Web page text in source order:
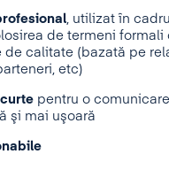
, utilizat în
de termeni formali
de calitate (bazată pe
etc)
pentru o
şi mai uşoară